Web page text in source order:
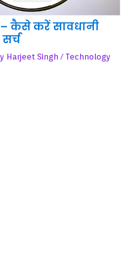
कैसे करें सावधानी
Harjeet Singh / Technology